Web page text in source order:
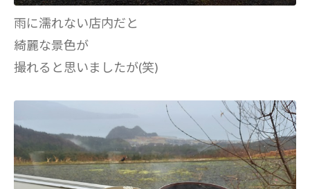
雨に濡れない店内だと
綺麗な景色が
撮れると思いましたが(笑)